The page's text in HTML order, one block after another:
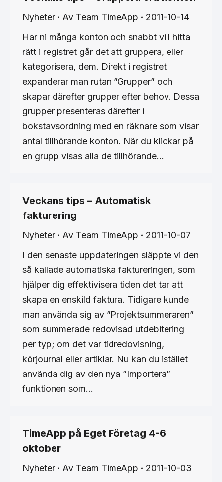
Nyheter Av Team TimeApp
2011-10-14
Har ni många konton och snabbt vill hitta
rätt i registret går det att gruppera, eller
kategorisera, dem. Direkt i registret
expanderar man rutan ”Grupper” och
skapar därefter grupper efter behov. Dessa
grupper presenteras därefter i
bokstavsordning med en räknare som visar
antal tillhörande konton. När du klickar på
en grupp visas alla de tillhörande…
Veckans tips – Automatisk
fakturering
Nyheter Av Team TimeApp
2011-10-07
I den senaste uppdateringen släppte vi den
så kallade automatiska faktureringen, som
hjälper dig effektivisera tiden det tar att
skapa en enskild faktura. Tidigare kunde
man använda sig av ”Projektsummeraren”
som summerade redovisad utdebitering
per typ; om det var tidredovisning,
körjournal eller artiklar. Nu kan du istället
använda dig av den nya ”Importera”
funktionen som…
TimeApp på Eget Företag 4-6
oktober
Nyheter Av Team TimeApp
2011-10-03